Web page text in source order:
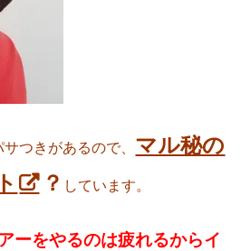
つきがあるので、 マル秘の
？ しています。
ーをやるのは疲れるからイ